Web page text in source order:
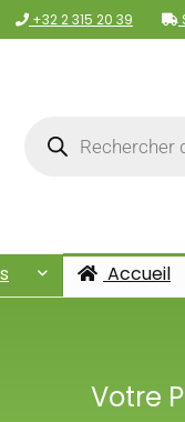
+32 2 315 20 39
Accueil
Votre